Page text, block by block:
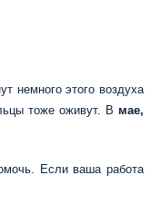
немного этого воздуха
тоже оживут. В мае,
Если ваша работа